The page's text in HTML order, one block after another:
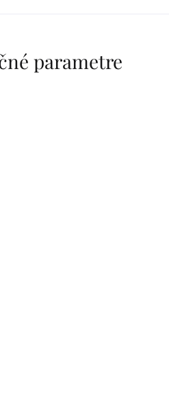
parametre